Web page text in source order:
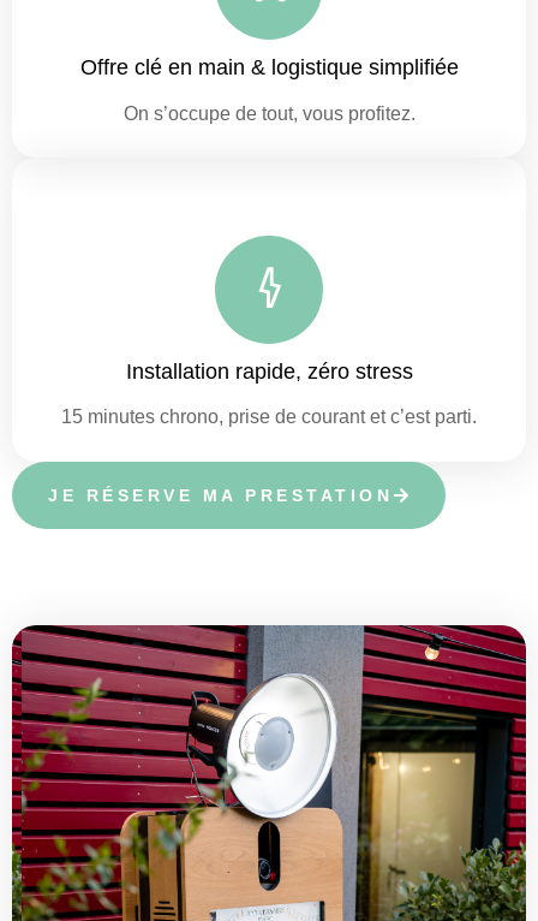
Offre clé en main & logistique simplifiée
On s’occupe de tout, vous profitez.
Installation rapide, zéro stress
15 minutes chrono, prise de courant et c’est parti.
JE RÉSERVE MA PRESTATION